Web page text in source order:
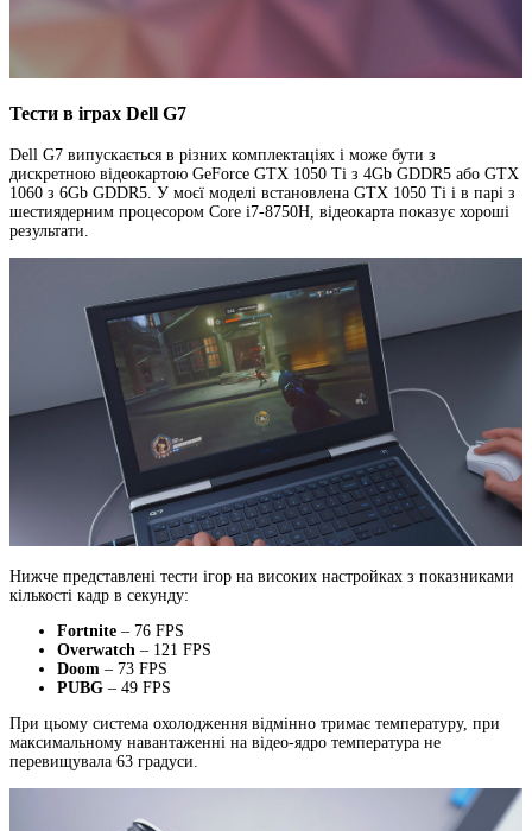
Тести в іграх Dell G7
Dell G7 випускається в різних комплектаціях і може бути з
дискретною відеокартою GeForce GTX 1050 Ti з 4Gb GDDR5 або GTX
1060 з 6Gb GDDR5. У моєї моделі встановлена GTX 1050 Ti і в парі з
шестиядерним процесором Core i7-8750H, відеокарта показує хороші
результати.
Нижче представлені тести ігор на високих настройках з показниками
кількості кадр в секунду:
Fortnite – 76 FPS
Overwatch – 121 FPS
Doom – 73 FPS
PUBG – 49 FPS
При цьому система охолодження відмінно тримає температуру, при
максимальному навантаженні на відео-ядро температура не
перевищувала 63 градуси.